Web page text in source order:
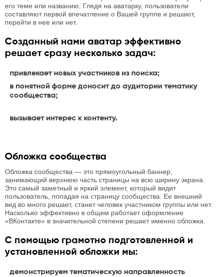
его теме или названию. Глядя на аватарку, пользователи
составляют первой впечатление о Вашей группе и решают,
перейти в нее или нет.
Созданный нами аватар эффективно
решает сразу несколько задач:
привлекает новых участников из поиска;
в понятной форме доносит до аудитории тематику
сообщества;
вызывает интерес к контенту.
Обложка сообщества
Обложка сообщества — это прямоугольный баннер,
занимающий верхнюю часть страницы на всю ширину экрана.
Это самый заметный и яркий элемент, который видит
пользователь, попадая на страницу сообщества. Ее внешний
вид во много решает, станет человек участником группы или нет.
Насколько эффективно в общем работает оформление
«ВКонтакте» в значительной степени решает именно обложка.
С помощью грамотно подготовленной и
установленной обложки мы:
демонстрируем тематическую направленность